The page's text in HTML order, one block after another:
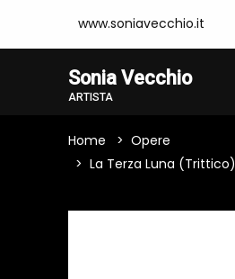
www.soniavecchio.it
Sonia Vecchio
ARTISTA
Home
Opere
La Terza Luna (Trittico)